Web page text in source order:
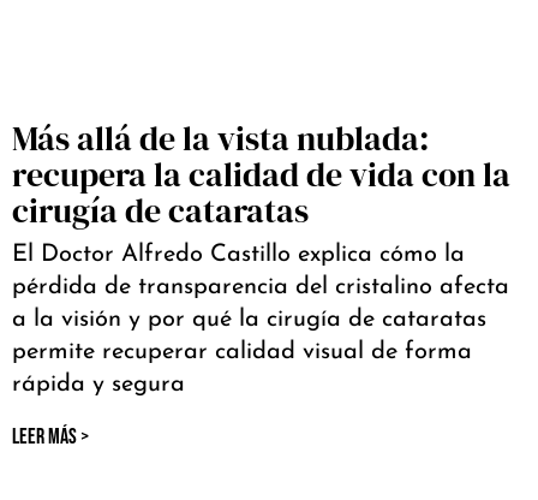
Más allá de la vista nublada:
recupera la calidad de vida con la
cirugía de cataratas
El Doctor Alfredo Castillo explica cómo la
pérdida de transparencia del cristalino afecta
a la visión y por qué la cirugía de cataratas
permite recuperar calidad visual de forma
rápida y segura
LEER MÁS >